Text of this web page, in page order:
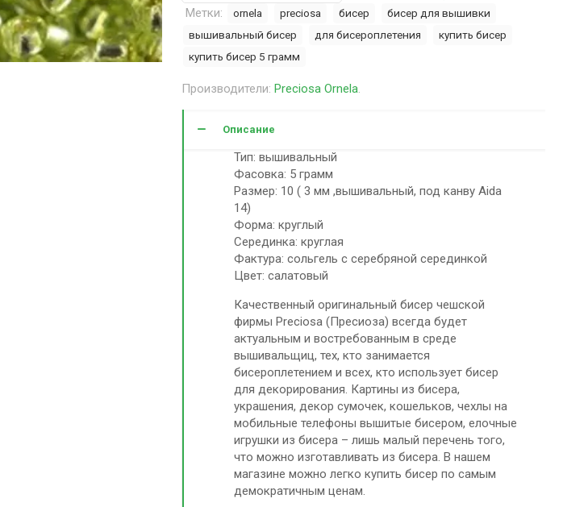
Метки:
ornela preciosa бисер
бисер для вышивки
вышивальный бисер
для бисероплетения
купить бисер
купить бисер 5 грамм
Производители: Preciosa Ornela.
Описание
Тип: вышивальный
Фасовка: 5 грамм
Размер: 10 ( 3 мм ,вышивальный, под канву Aida
14)
Форма: круглый
Серединка: круглая
Фактура: сольгель с серебряной серединкой
Цвет: салатовый
Качественный оригинальный бисер чешской
фирмы Preciosa (Пресиоза) всегда будет
актуальным и востребованным в среде
вышивальщиц, тех, кто занимается
бисероплетением и всех, кто использует бисер
для декорирования. Картины из бисера,
украшения, декор сумочек, кошельков, чехлы на
мобильные телефоны вышитые бисером, елочные
игрушки из бисера – лишь малый перечень того,
что можно изготавливать из бисера. В нашем
магазине можно легко купить бисер по самым
демократичным ценам.